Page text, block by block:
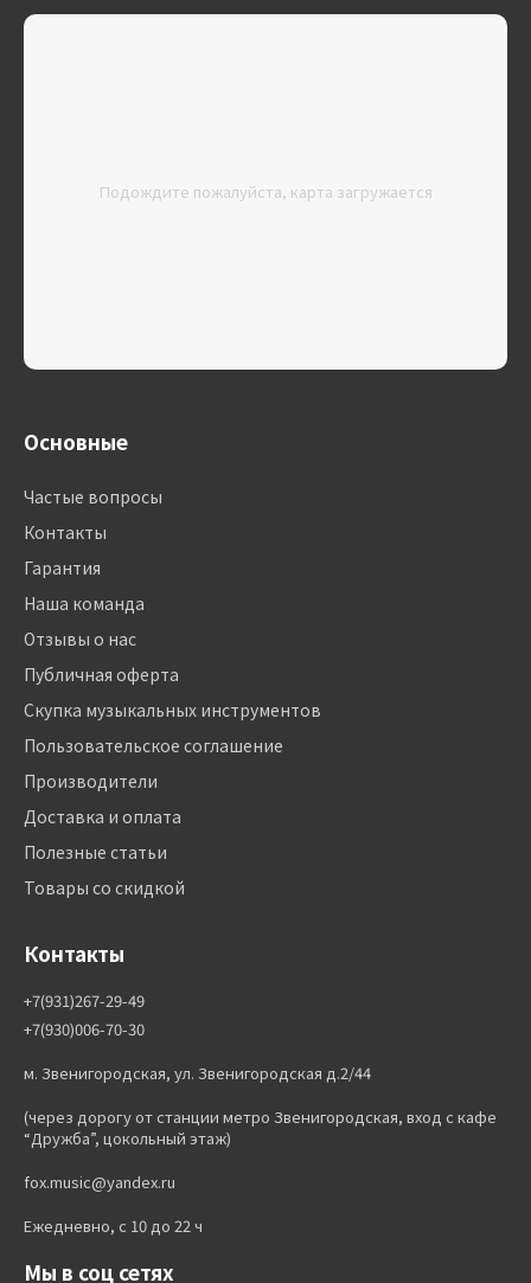
Подождите пожалуйста, карта загружается
Основные
Частые вопросы
Контакты
Гарантия
Наша команда
Отзывы о нас
Публичная оферта
Скупка музыкальных инструментов
Пользовательское соглашение
Производители
Доставка и оплата
Полезные статьи
Товары со скидкой
Контакты
+7(931)267-29-49
+7(930)006-70-30
м. Звенигородская, ул. Звенигородская д.2/44
(через дорогу от станции метро Звенигородская, вход с кафе
“Дружба”, цокольный этаж)
fox.music@yandex.ru
Ежедневно, с 10 до 22 ч
Мы в соц сетях